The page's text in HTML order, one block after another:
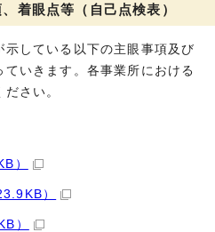
着眼点等（自己点検表）
している以下の主眼事項及び
いきます。各事業所における
さい。
）
）
）